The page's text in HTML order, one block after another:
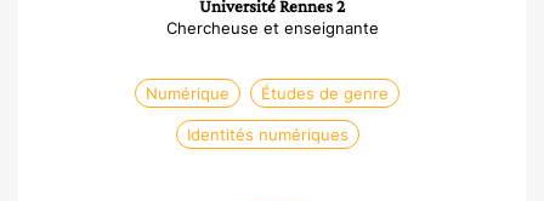
Université Rennes 2
Chercheuse et enseignante
Numérique Études de genre
Identités numériques